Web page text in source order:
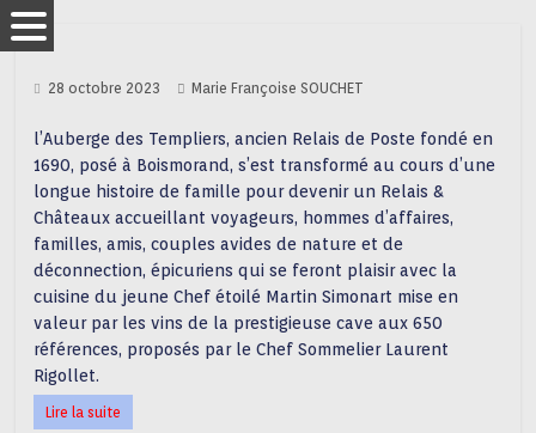
28 octobre 2023 Marie Françoise SOUCHET
l’Auberge des Templiers, ancien Relais de Poste fondé en
1690, posé à Boismorand, s’est transformé au cours d’une
longue histoire de famille pour devenir un Relais &
Châteaux accueillant voyageurs, hommes d’affaires,
familles, amis, couples avides de nature et de
déconnection, épicuriens qui se feront plaisir avec la
cuisine du jeune Chef étoilé Martin Simonart mise en
valeur par les vins de la prestigieuse cave aux 650
références, proposés par le Chef Sommelier Laurent
Rigollet.
Lire la suite